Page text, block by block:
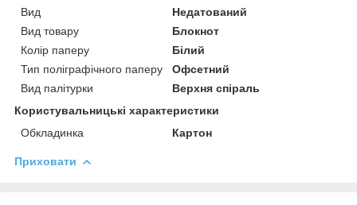
Вид
Недатований
Вид товару
Блокнот
Колір паперу
Білий
Тип поліграфічного паперу
Офсетний
Вид палітурки
Верхня спіраль
Користувальницькі характеристики
Обкладинка
Картон
Приховати